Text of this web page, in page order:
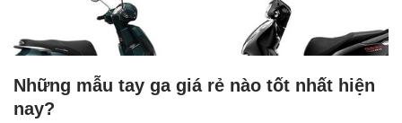
Những mẫu tay ga giá rẻ nào tốt nhất hiện
nay?